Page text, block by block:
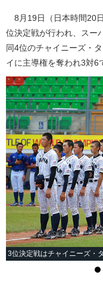
8月19日（日本時間20
位決定戦が行われ、スー
同4位のチャイニーズ・
イに主導権を奪われ3対6
3位決定戦はチャイニーズ・